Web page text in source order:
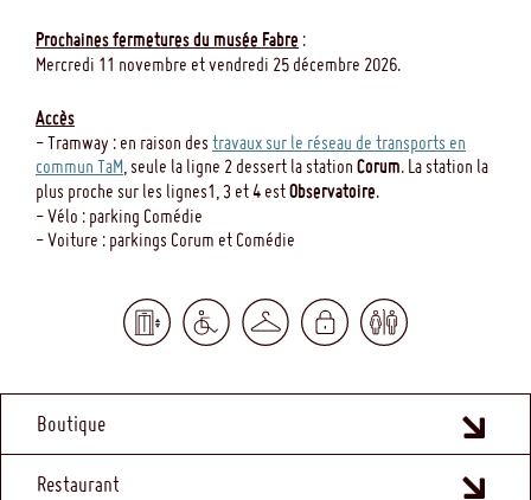
Prochaines fermetures du musée Fabre :
Mercredi 11 novembre et vendredi 25 décembre 2026.
Accès
- Tramway : en raison des travaux sur le réseau de transports en
commun TaM, seule la ligne 2 dessert la station Corum. La station la
plus proche sur les lignes1, 3 et 4 estObservatoire.
- Vélo : parking Comédie
- Voiture : parkings Corum et Comédie
MENU
FOOTER
Boutique
Restaurant